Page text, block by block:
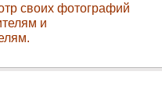
своих фотографий
и